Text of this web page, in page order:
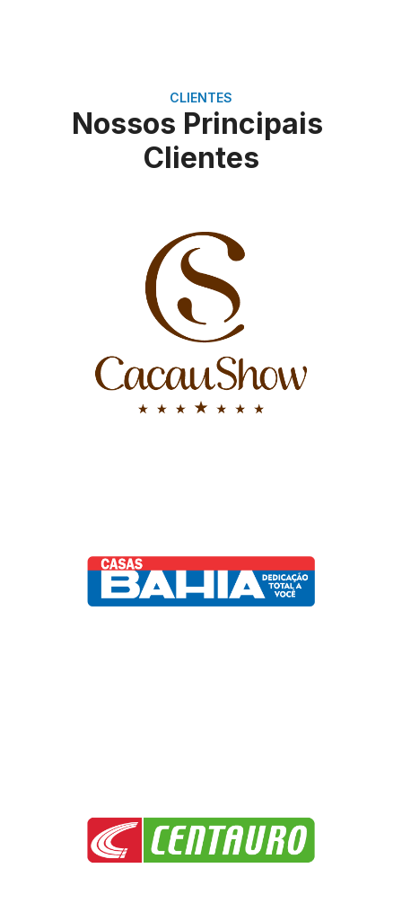
CLIENTES
Nossos Principais
Clientes